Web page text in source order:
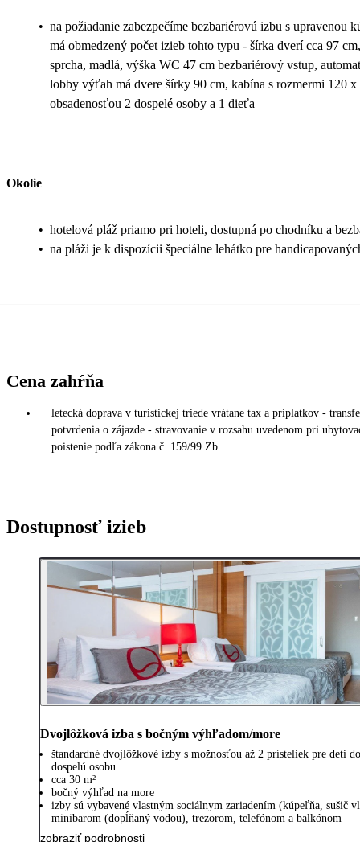
• na požiadanie zabezpečíme bezbariérovú izbu s upravenou
má obmedzený počet izieb tohto typu - šírka dverí cca 97
sprcha, madlá, výška WC 47 cm bezbariérový vstup,
lobby výťah má dvere šírky 90 cm, kabína s rozmermi 120
obsadenosťou 2 dospelé osoby a 1 dieťa
Okolie
• hotelová pláž priamo pri hoteli, dostupná po chodníku a
• na pláži je k dispozícii špeciálne lehátko pre
Cena zahŕňa
letecká doprava v turistickej triede vrátane tax a príplatkov -
potvrdenia o zájazde - stravovanie v rozsahu uvedenom pri
poistenie podľa zákona č. 159/99 Zb.
Dostupnosť izieb
Dvojlôžková izba s bočným výhľadom/more
štandardné dvojlôžkové izby s možnosťou až 2 prísteliek pre deti
dospelú osobu
cca 30 m²
bočný výhľad na more
izby sú vybavené vlastným sociálnym zariadením (kúpeľňa, sušič
minibarom (dopĺňaný vodou), trezorom, telefónom a balkónom
zobraziť podrobnosti